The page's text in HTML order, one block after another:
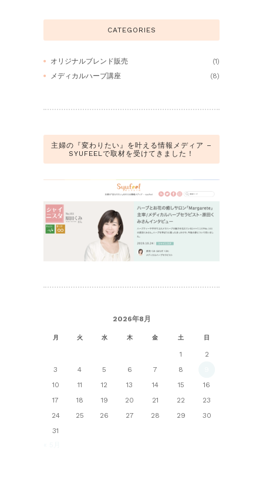
CATEGORIES
オリジナルブレンド販売
(1)
メディカルハーブ講座
(8)
主婦の『変わりたい』を叶える情報メディア –
SYUFEELで取材を受けてきました！
2026年8月
月 火 水 木 金 土 日
1
2
3
4 5 6 7 8
10
11 12 13 14 15
16
17
18 19 20 21 22
23
24
25 26 27 28 29
30
31